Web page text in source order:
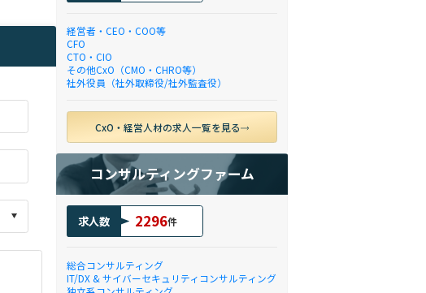
経営者・CEO・COO等
CFO
CTO・CIO
その他CxO（CMO・CHRO等）
社外役員（社外取締役/社外監査役）
CxO・経営人材の求人一覧を見る
コンサルティングファーム
求人数 2296件
総合コンサルティング
IT/DX & サイバーセキュリティコンサルティング